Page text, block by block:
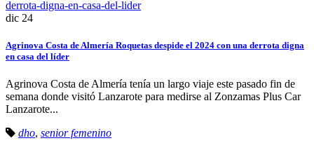
dic 24
Agrinova Costa de Almería Roquetas despide el 2024 con una derrota digna
en casa del líder
Agrinova Costa de Almería tenía un largo viaje este pasado fin de
semana donde visitó Lanzarote para medirse al Zonzamas Plus Car
Lanzarote...
dho, senior femenino